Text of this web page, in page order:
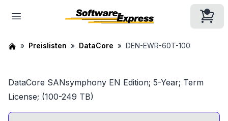
Preislisten DataCore DEN-EWR-60T-100
DataCore SANsymphony EN Edition; 5-Year; Term
License; (100-249 TB)